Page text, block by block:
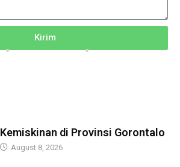
Kirim
Kemiskinan di Provinsi Gorontalo
August 8, 2026